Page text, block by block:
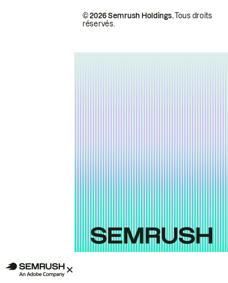
© 2026 Semrush Holdings.Tous droits
réservés.